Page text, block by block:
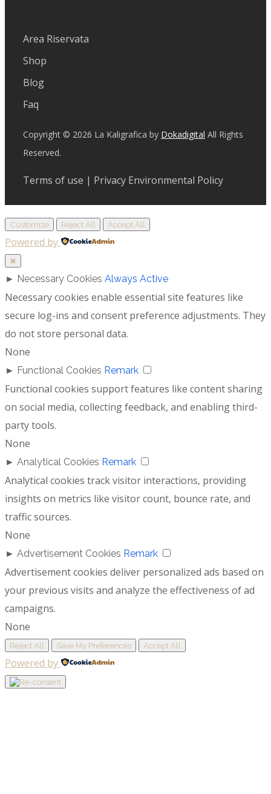
Area Riservata
Shop
Blog
Faq
Copyright © 2026 La Kaligrafica by Dokadigital All Rights
Reserved.
Terms of use | Privacy Environmental Policy
Customize Reject All Accept All
Powered by
✖
► Necessary Cookies Always Active
Necessary cookies enable essential site features like
secure log-ins and consent preference adjustments. They
do not store personal data.
None
► Functional Cookies Remark
Functional cookies support features like content sharing
on social media, collecting feedback, and enabling third-
party tools.
None
► Analytical Cookies Remark
Analytical cookies track visitor interactions, providing
insights on metrics like visitor count, bounce rate, and
traffic sources.
None
► Advertisement Cookies Remark
Advertisement cookies deliver personalized ads based on
your previous visits and analyze the effectiveness of ad
campaigns.
None
Reject All Save My Preferences Accept All
Powered by